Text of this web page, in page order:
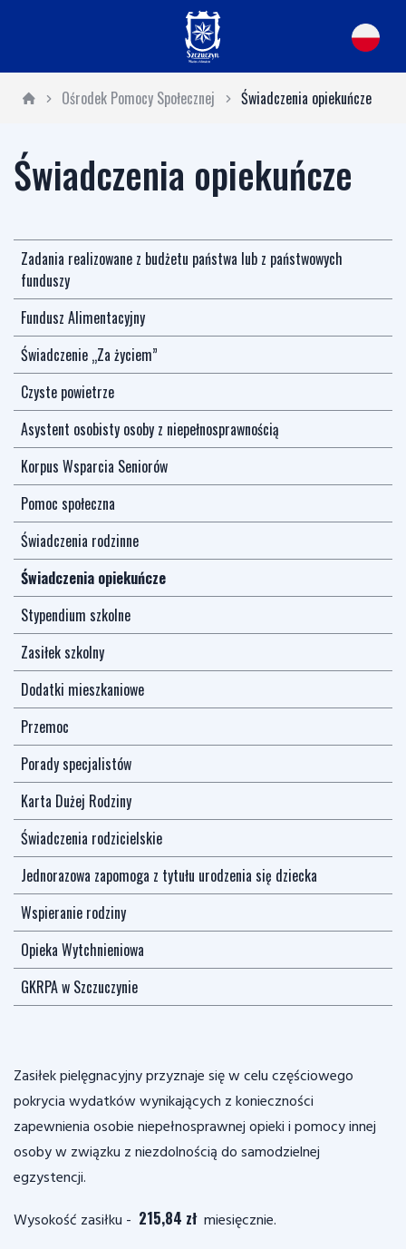
Ośrodek Pomocy Społecznej Świadczenia opiekuńcze
Świadczenia opiekuńcze
Zadania realizowane z budżetu państwa lub z państwowych
funduszy
Fundusz Alimentacyjny
Świadczenie „Za życiem”
Czyste powietrze
Asystent osobisty osoby z niepełnosprawnością
Korpus Wsparcia Seniorów
Pomoc społeczna
Świadczenia rodzinne
Świadczenia opiekuńcze
Stypendium szkolne
Zasiłek szkolny
Dodatki mieszkaniowe
Przemoc
Porady specjalistów
Karta Dużej Rodziny
Świadczenia rodzicielskie
Jednorazowa zapomoga z tytułu urodzenia się dziecka
Wspieranie rodziny
Opieka Wytchnieniowa
GKRPA w Szczuczynie
Zasiłek pielęgnacyjny przyznaje się w celu częściowego
pokrycia wydatków wynikających z konieczności
zapewnienia osobie niepełnosprawnej opieki i pomocy innej
osoby w związku z niezdolnością do samodzielnej
egzystencji.
Wysokość zasiłku - 215,84 zł miesięcznie.